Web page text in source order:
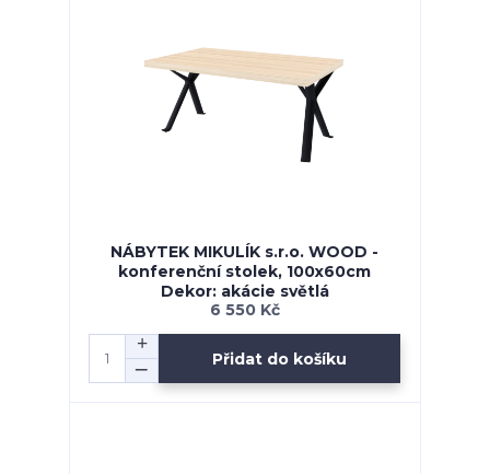
NÁBYTEK MIKULÍK s.r.o. WOOD -
konferenční stolek, 100x60cm
Dekor: akácie světlá
6 550 Kč
Přidat do košíku